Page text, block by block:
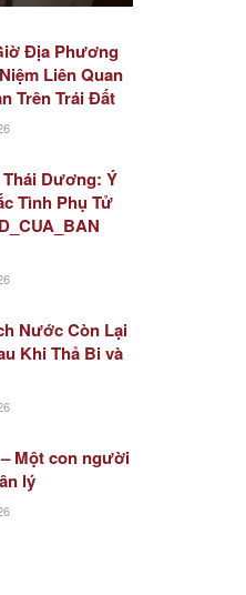
Địa Phương
Liên Quan
Trên Trái Đất
Thái Dương: Ý
Tình Phụ Tử
Nước Còn Lại
Khi Thả Bi và
Một con người
lý